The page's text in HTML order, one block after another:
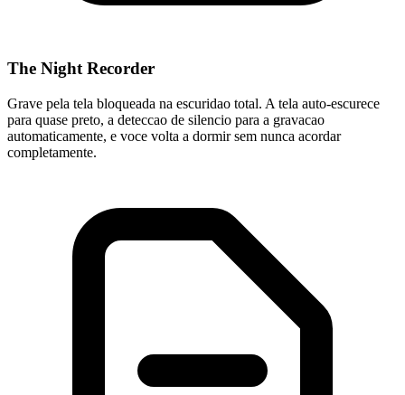
The Night Recorder
Grave pela tela bloqueada na escuridao total. A tela auto-escurece
para quase preto, a deteccao de silencio para a gravacao
automaticamente, e voce volta a dormir sem nunca acordar
completamente.